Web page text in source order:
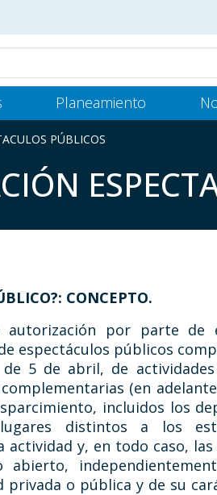
Planeamiento
PÚBLICOS
CONCEPTO.
por parte de
espectáculos públicos
5 de abril, de actividades
(en adelante
incluidos los
distintos a los
y, en todo caso, las
abierto,
privada o pública y de su